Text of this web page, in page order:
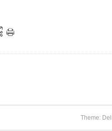
Theme: